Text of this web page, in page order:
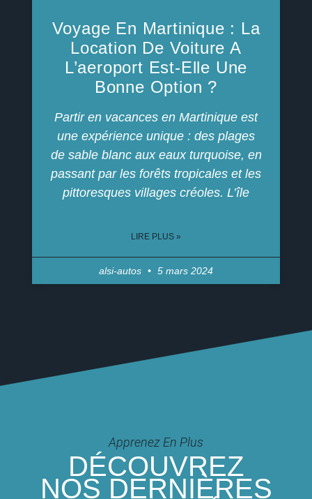
Voyage En Martinique : La
Location De Voiture A
L’aeroport Est-Elle Une
Bonne Option ?
Partir en vacances en Martinique est
une expérience unique : des plages
de sable blanc aux eaux turquoise, en
passant par les forêts tropicales et les
pittoresques villages créoles. L’île
LIRE PLUS »
alsi-autos 5 mars 2024
Apprenez En Plus
DÉCOUVREZ
NOS DERNIÈRES